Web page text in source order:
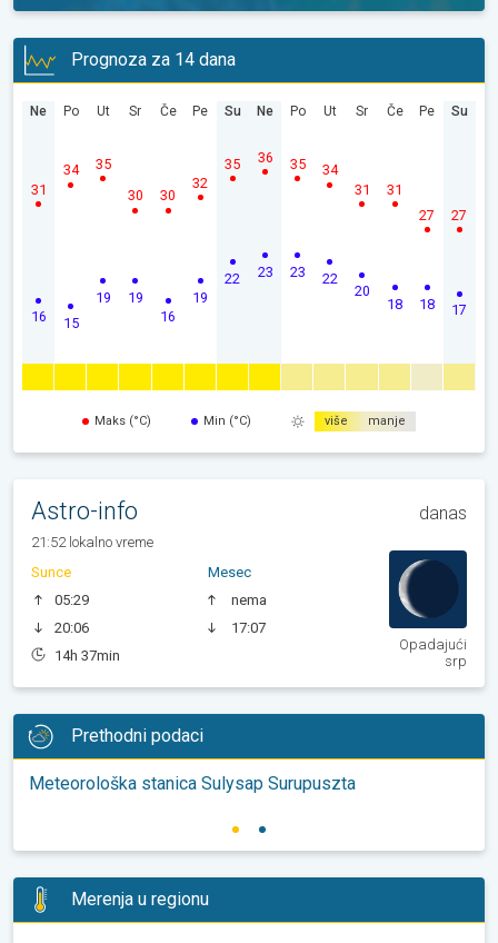
Prognoza za 14 dana
Ne
16
31
Po
15
34
Ut
19
35
Sr
19
30
Če
16
30
Pe
19
32
Su
22
35
Ne
23
36
Po
23
35
Ut
22
34
Sr
20
31
Če
18
31
Pe
18
27
Su
17
27
Maks (°C) Min (°C) više manje
Astro-info danas
21:52 lokalno vreme
Sunce
05:29
20:06
14h 37min
Mesec
nema
17:07
Opadajući
srp
Prethodni podaci
Meteorološka stanica Sulysap Surupuszta
Merenja u regionu